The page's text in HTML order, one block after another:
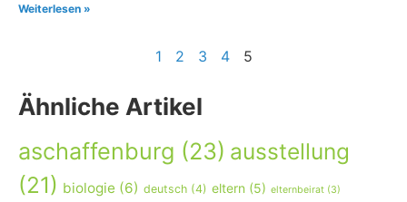
Weiterlesen »
1 2 3 4 5
Ähnliche Artikel
aschaffenburg (23) ausstellung
(21) biologie (6) deutsch (4) eltern (5) elternbeirat (3)